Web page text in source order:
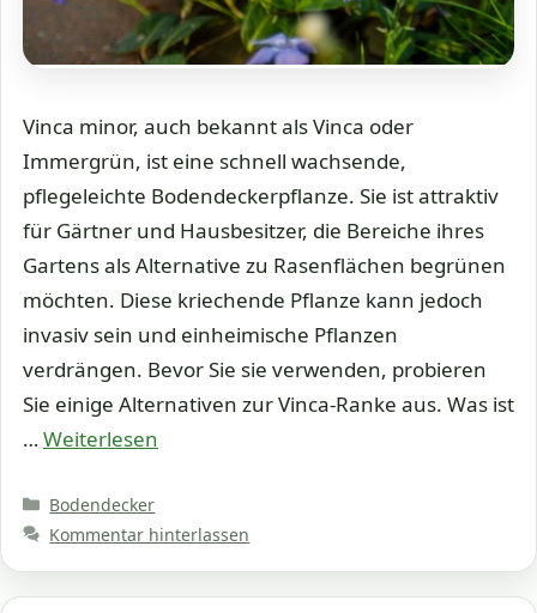
Vinca minor, auch bekannt als Vinca oder
Immergrün, ist eine schnell wachsende,
pflegeleichte Bodendeckerpflanze. Sie ist attraktiv
für Gärtner und Hausbesitzer, die Bereiche ihres
Gartens als Alternative zu Rasenflächen begrünen
möchten. Diese kriechende Pflanze kann jedoch
invasiv sein und einheimische Pflanzen
verdrängen. Bevor Sie sie verwenden, probieren
Sie einige Alternativen zur Vinca-Ranke aus. Was ist
…Weiterlesen
Kategorien
Bodendecker
Kommentar hinterlassen